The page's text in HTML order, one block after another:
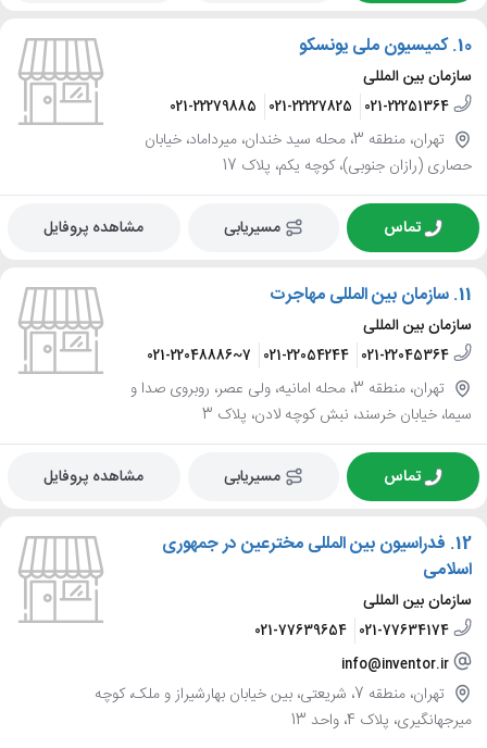
10. کمیسیون ملی یونسکو
سازمان بین المللی
021-22251364
021-22227825
021-22279885
تهران، منطقه 3، محله سید خندان، میرداماد، خیابان
حصاری (رازان جنوبی)، کوچه یکم، پلاک 17
تماس مسیریابی مشاهده پروفایل
11. سازمان بین المللی مهاجرت
سازمان بین المللی
021-22045364
021-22054244
021-22048886~7
تهران، منطقه 3، محله امانیه، ولی عصر، روبروی صدا و
سیما، خیابان خرسند، نبش کوچه لادن، پلاک 3
تماس مسیریابی مشاهده پروفایل
12. فدراسیون بین المللی مخترعین در جمهوری
اسلامی
سازمان بین المللی
021-77634174
021-77639654
info@inventor.ir
تهران، منطقه 7، شریعتی، بین خیابان بهارشیراز و ملک، کوچه
میرجهانگیری، پلاک 4، واحد 13